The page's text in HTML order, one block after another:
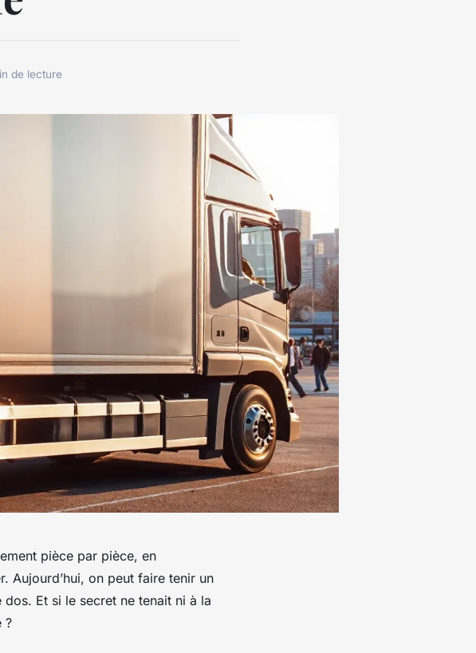
de lecture
pièce par pièce, en
Aujourd’hui, on peut faire tenir un
Et si le secret ne tenait ni à la
?